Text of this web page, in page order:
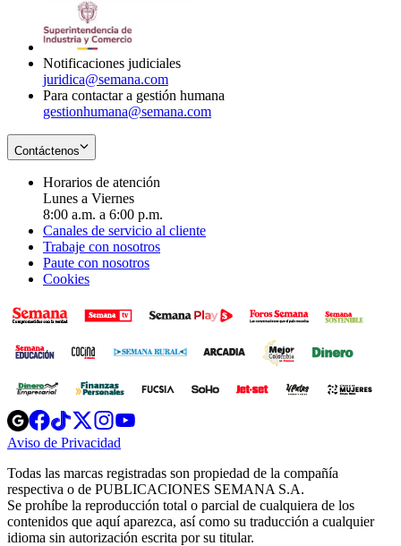
Notificaciones judiciales
juridica@semana.com
Para contactar a gestión humana
gestionhumana@semana.com
Contáctenos
Horarios de atención
Lunes a Viernes
8:00 a.m. a 6:00 p.m.
Canales de servicio al cliente
Trabaje con nosotros
Paute con nosotros
Cookies
Opens
in
new
Opens
in
new
Opens
in
new
window
Opens
new
windowwindow
Aviso de Privacidad
new
window
Todas las marcas registradas son propiedad de la compañía
respectiva o de PUBLICACIONES SEMANA S.A.
Se prohíbe la reproducción total o parcial de cualquiera de los
contenidos que aquí aparezca, así como su traducción a cualquier
idioma sin autorización escrita por su titular.